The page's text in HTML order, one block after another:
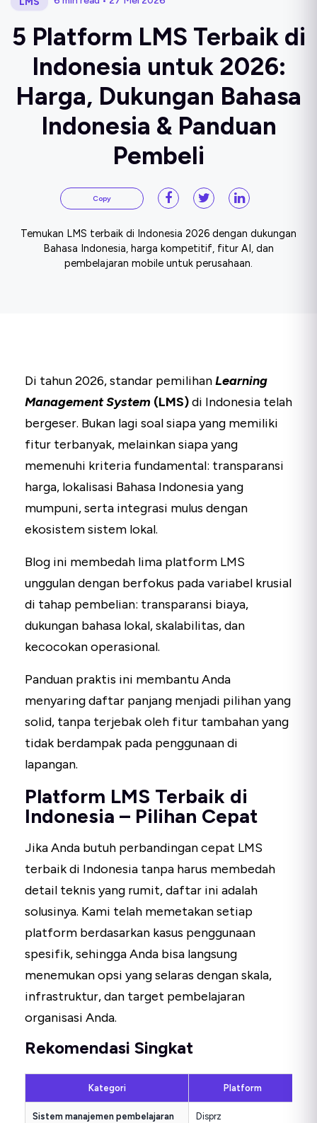
5 Platform LMS Terbaik di
Indonesia untuk 2026:
Harga, Dukungan Bahasa
Indonesia & Panduan
Pembeli
Copy
Temukan LMS terbaik di Indonesia 2026 dengan dukungan
Bahasa Indonesia, harga kompetitif, fitur AI, dan
pembelajaran mobile untuk perusahaan.
Di tahun 2026, standar pemilihanLearning
Management System (LMS)di Indonesia telah
bergeser. Bukan lagi soal siapa yang memiliki
fitur terbanyak, melainkan siapa yang
memenuhi kriteria fundamental: transparansi
harga, lokalisasi Bahasa Indonesia yang
mumpuni, serta integrasi mulus dengan
ekosistem sistem lokal.
Blog ini membedah lima platform LMS
unggulan dengan berfokus pada variabel krusial
di tahap pembelian: transparansi biaya,
dukungan bahasa lokal, skalabilitas, dan
kecocokan operasional.
Panduan praktis ini membantu Anda
menyaring daftar panjang menjadi pilihan yang
solid, tanpa terjebak oleh fitur tambahan yang
tidak berdampak pada penggunaan di
lapangan.
Platform LMS Terbaik di
Indonesia – Pilihan Cepat
Jika Anda butuh perbandingan cepat LMS
terbaik di Indonesia tanpa harus membedah
detail teknis yang rumit, daftar ini adalah
solusinya. Kami telah memetakan setiap
platform berdasarkan kasus penggunaan
spesifik, sehingga Anda bisa langsung
menemukan opsi yang selaras dengan skala,
infrastruktur, dan target pembelajaran
organisasi Anda.
Rekomendasi Singkat
Kategori Platform
Sistem manajemen pembelajaran
Disprz